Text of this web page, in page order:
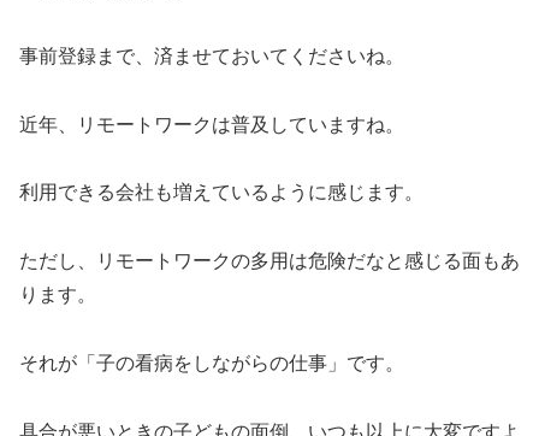
事前登録まで、済ませておいてくださいね。
近年、リモートワークは普及していますね。
利用できる会社も増えているように感じます。
ただし、リモートワークの多用は危険だなと感じる面もあ
ります。
それが「子の看病をしながらの仕事」です。
具合が悪いときの子どもの面倒、いつも以上に大変ですよ